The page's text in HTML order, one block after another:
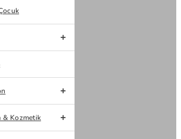
& Kozmetik